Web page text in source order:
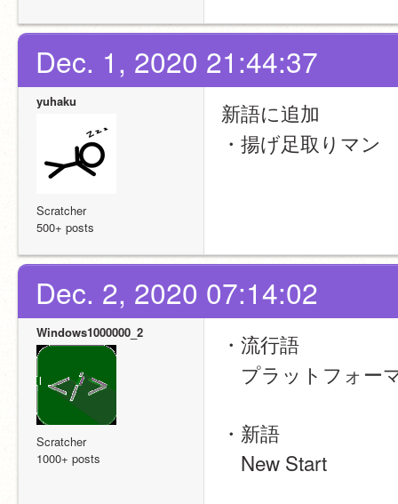
Dec. 1, 2020 21:44:37
yuhaku
Scratcher
500+ posts
新語に追加
・揚げ足取りマン
Dec. 2, 2020 07:14:02
Windows1000000_2
Scratcher
1000+ posts
・流行語
プラットフォー
・新語
New Start